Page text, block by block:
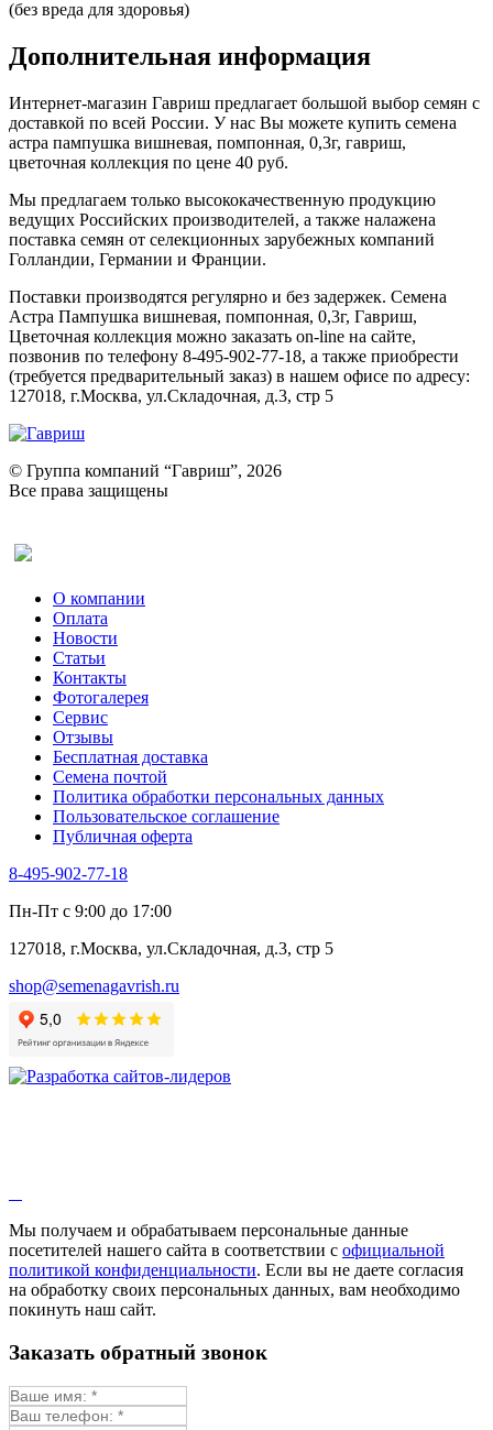
(без вреда для здоровья)
Дополнительная информация
Интернет-магазин Гавриш предлагает большой выбор семян с
доставкой по всей России. У нас Вы можете купить семена
астра пампушка вишневая, помпонная, 0,3г, гавриш,
цветочная коллекция по цене 40 руб.
Мы предлагаем только высококачественную продукцию
ведущих Российских производителей, а также налажена
поставка семян от селекционных зарубежных компаний
Голландии, Германии и Франции.
Поставки производятся регулярно и без задержек. Семена
Астра Пампушка вишневая, помпонная, 0,3г, Гавриш,
Цветочная коллекция можно заказать on-line на сайте,
позвонив по телефону 8-495-902-77-18, а также приобрести
(требуется предварительный заказ) в нашем офисе по адресу:
127018, г.Москва, ул.Складочная, д.3, стр 5
© Группа компаний “Гавриш”, 2026
Все права защищены
О компании
Оплата
Новости
Статьи
Контакты
Фотогалерея​
Сервис
Отзывы
Бесплатная доставка
Семена почтой
Политика обработки персональных данных
Пользовательское соглашение
Публичная оферта
8-495-902-77-18
Пн-Пт с 9:00 до 17:00
127018, г.Москва, ул.Складочная, д.3, стр 5
shop@semenagavrish.ru
Мы получаем и обрабатываем персональные данные
посетителей нашего сайта в соответствии с официальной
политикой конфиденциальности. Если вы не даете согласия
на обработку своих персональных данных, вам необходимо
покинуть наш сайт.
Заказать обратный звонок